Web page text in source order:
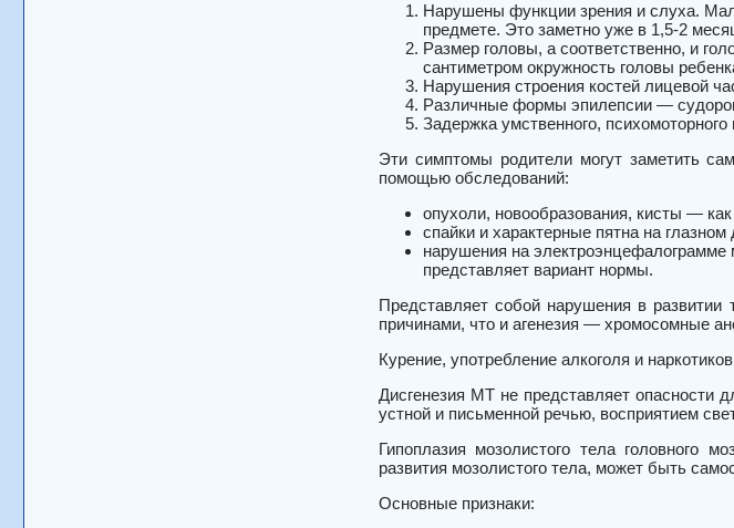
Нарушены функции зрения и слуха.
предмете. Это заметно уже в 1,5-2
Размер головы, а соответственно, и
сантиметром окружность головы
Нарушения строения костей лицевой
Различные формы эпилепсии —
Задержка умственного, психомоторного
Эти симптомы родители могут заметить
помощью обследований:
опухоли, новообразования, кисты —
спайки и характерные пятна на глазном
нарушения на электроэнцефалограмме
представляет вариант нормы.
Представляет собой нарушения в развитии
причинами, что и агенезия — хромосомные
Курение, употребление алкоголя и
Дисгенезия МТ не представляет опасности
устной и письменной речью, восприятием
Гипоплазия мозолистого тела головного
развития мозолистого тела, может быть
Основные признаки: